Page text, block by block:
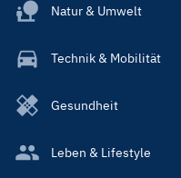
Natur & Umwelt
Technik & Mobilität
Gesundheit
Leben & Lifestyle